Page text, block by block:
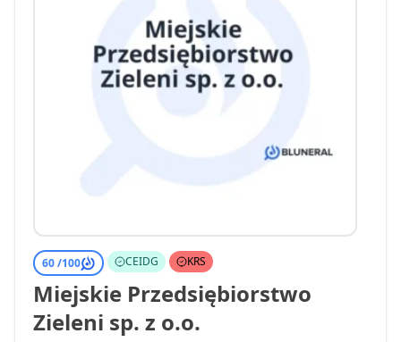
60 /100 CEIDG KRS
Miejskie Przedsiębiorstwo
Zieleni sp. z o.o.